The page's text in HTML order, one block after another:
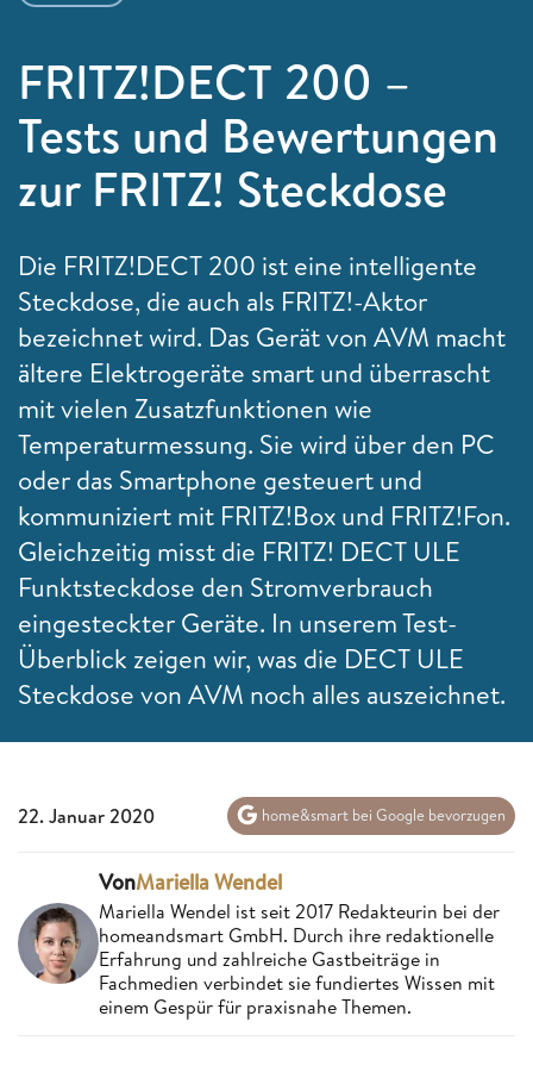
FRITZ!DECT 200 –
Tests und Bewertungen
zur FRITZ! Steckdose
Die FRITZ!DECT 200 ist eine intelligente
Steckdose, die auch als FRITZ!-Aktor
bezeichnet wird. Das Gerät von AVM macht
ältere Elektrogeräte smart und überrascht
mit vielen Zusatzfunktionen wie
Temperaturmessung. Sie wird über den PC
oder das Smartphone gesteuert und
kommuniziert mit FRITZ!Box und FRITZ!Fon.
Gleichzeitig misst die FRITZ! DECT ULE
Funktsteckdose den Stromverbrauch
eingesteckter Geräte. In unserem Test-
Überblick zeigen wir, was die DECT ULE
Steckdose von AVM noch alles auszeichnet.
22. Januar 2020 home&smart bei Google bevorzugen
VonMariella Wendel
Mariella Wendel ist seit 2017 Redakteurin bei der
homeandsmart GmbH. Durch ihre redaktionelle
Erfahrung und zahlreiche Gastbeiträge in
Fachmedien verbindet sie fundiertes Wissen mit
einem Gespür für praxisnahe Themen.